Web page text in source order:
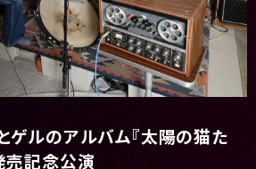
ゲルのアルバム『太陽の猫た
売記念公演